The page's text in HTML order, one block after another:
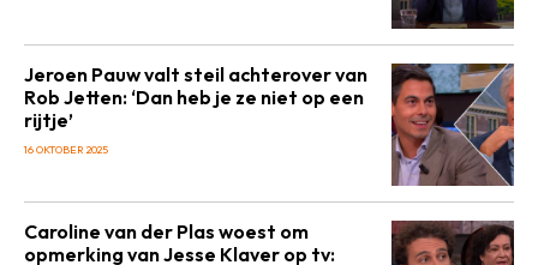
Jeroen Pauw valt steil achterover van
Rob Jetten: ‘Dan heb je ze niet op een
rijtje’
16 OKTOBER 2025
Caroline van der Plas woest om
opmerking van Jesse Klaver op tv: